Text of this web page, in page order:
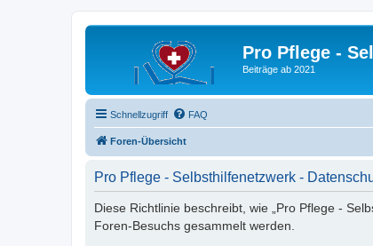
Pro Pflege -
Beiträge ab 2021
Schnellzugriff FAQ
Foren-Übersicht
Pro Pflege - Selbsthilfenetzwerk -
Diese Richtlinie beschreibt, wie „Pro Pflege -
Foren-Besuchs gesammelt werden.